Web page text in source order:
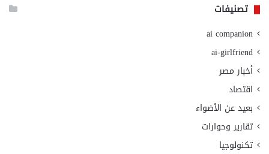
تصنيفات
ai companion
ai-girlfriend
أخبار مصر
اقتصاد
بعيد عن الأضواء
تقارير وحوارات
تكنولوجيا